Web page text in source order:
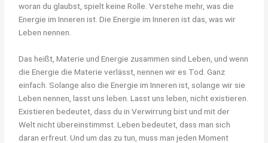
woran du glaubst, spielt keine Rolle. Verstehe mehr, was die
Energie im Inneren ist. Die Energie im Inneren ist das, was wir
Leben nennen.
Das heißt, Materie und Energie zusammen sind Leben, und wenn
die Energie die Materie verlässt, nennen wir es Tod. Ganz
einfach. Solange also die Energie im Inneren ist, solange wir sie
Leben nennen, lasst uns leben. Lasst uns leben, nicht existieren.
Existieren bedeutet, dass du in Verwirrung bist und mit der
Welt nicht übereinstimmst. Leben bedeutet, dass man sich
daran erfreut. Und um das zu tun, muss man jeden Moment